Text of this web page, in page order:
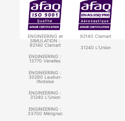
ENGINEERING et
SIMULATION :
92140 Clamart
ENGINEERING :
13770 Venelles
ENGINEERING :
30290 Laudun-
l’Ardoise
ENGINEERING :
31240 L’Union
ENGINEERING :
33700 Mérignac
92140 Clamart
31240 L’Union